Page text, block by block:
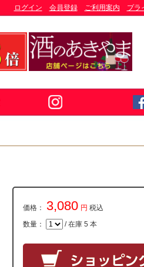
ログイン 会員登録 ご利用案内 プラ
価格： 3,080 円 税込
数量： / 在庫 5 本